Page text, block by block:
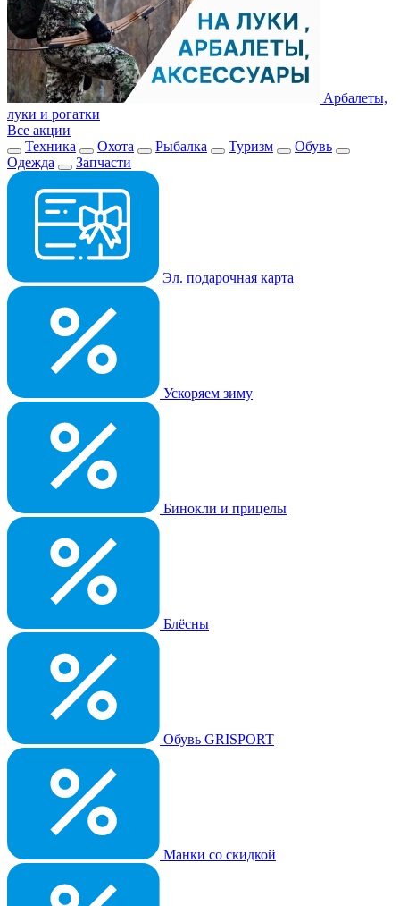
Арбалеты,
луки и рогатки
Все акции
Техника
Охота Рыбалка Туризм
Обувь
Одежда
Запчасти
Эл. подарочная карта
Ускоряем зиму
Бинокли и прицелы
Блёсны
Обувь GRISPORT
Манки со скидкой